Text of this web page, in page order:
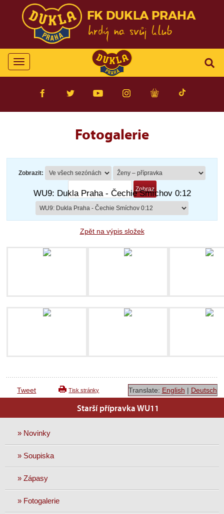
FK DUKLA PRAHA
Toggle
navigation
Fotogalerie
Zobrazit:
WU9: Dukla Praha - Čechie Smíchov 0:12
Zpět na výpis složek
Tweet Tisk stránky Translate: English | Deutsch
Starší přípravka WU11
» Novinky
» Soupiska
» Zápasy
» Fotogalerie